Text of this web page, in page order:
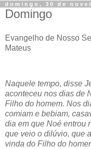
domingo, 30 de
Domingo
Evangelho de Nosso
Mateus
Naquele tempo, disse
aconteceu nos dias de
Filho do homem. Nos
comiam e bebiam,
dia em que Noé entrou
que veio o dilúvio, que
vinda do Filho do